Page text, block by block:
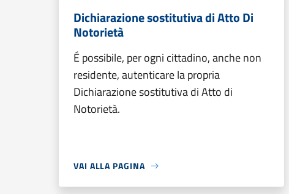
Dichiarazione sostitutiva di Atto Di
Notorietà
É possibile, per ogni cittadino, anche non
residente, autenticare la propria
Dichiarazione sostitutiva di Atto di
Notorietà.
VAI ALLA PAGINA